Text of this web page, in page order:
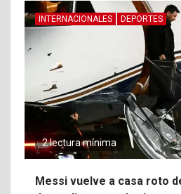
INTERNACIONALES DEPORTES
2 lectura mínima
Messi vuelve a casa roto